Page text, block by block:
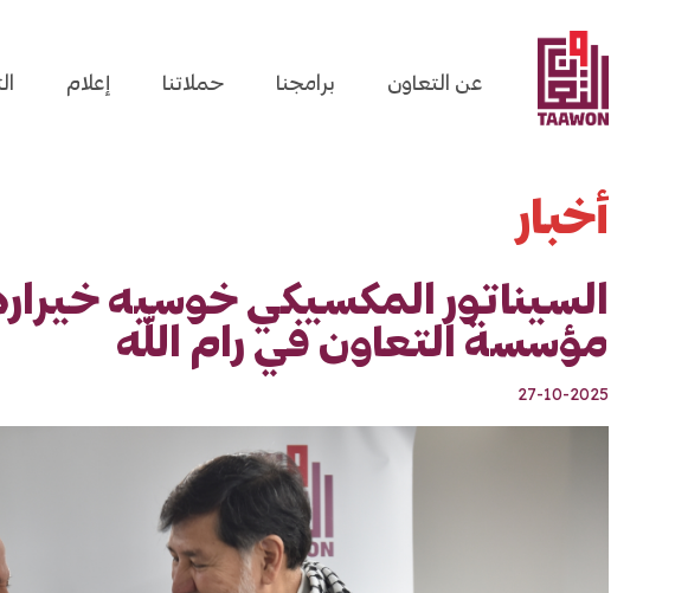
عن التعاون برامجنا حملاتنا إعلام
أخبار
السيناتور المكسيكي خوسيه
مؤسسة التعاون في رام الله
27-10-2025